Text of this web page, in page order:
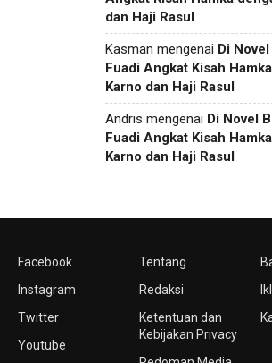
dan Haji Rasul
Kasman mengenai Di
Fuadi Angkat Kisah
Karno dan Haji Rasul
Andris mengenai Di Novel
Fuadi Angkat Kisah
Karno dan Haji Rasul
Facebook
Instagram
Twitter
Youtube
Tentang
Redaksi
Ketentuan dan
Kebijakan Privacy